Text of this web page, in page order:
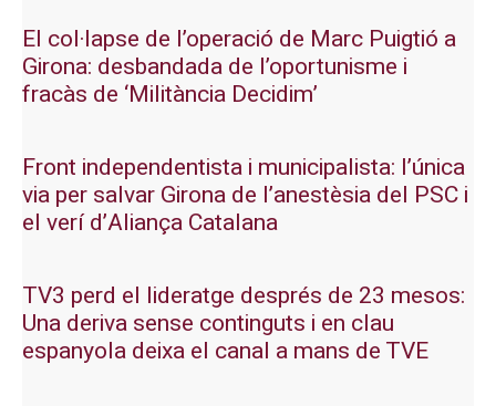
El col·lapse de l’operació de Marc Puigtió a
Girona: desbandada de l’oportunisme i
fracàs de ‘Militància Decidim’
Front independentista i municipalista: l’única
via per salvar Girona de l’anestèsia del PSC i
el verí d’Aliança Catalana
TV3 perd el lideratge després de 23 mesos:
Una deriva sense continguts i en clau
espanyola deixa el canal a mans de TVE